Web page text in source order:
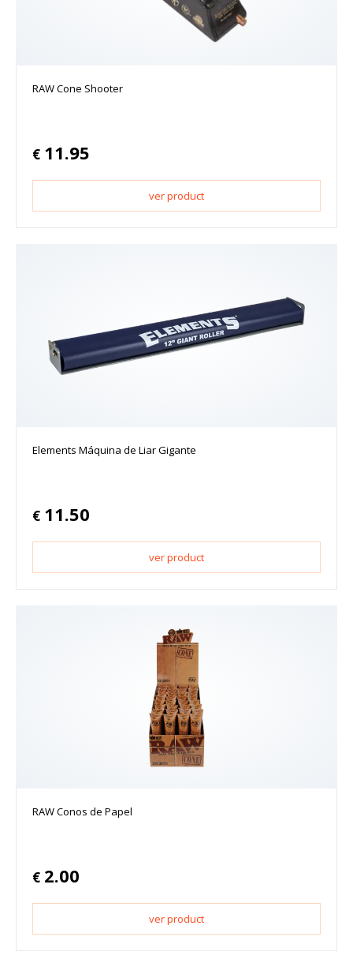
RAW Cone Shooter
€ 11.95
ver product
Elements Máquina de Liar Gigante
€ 11.50
ver product
RAW Conos de Papel
€ 2.00
ver product